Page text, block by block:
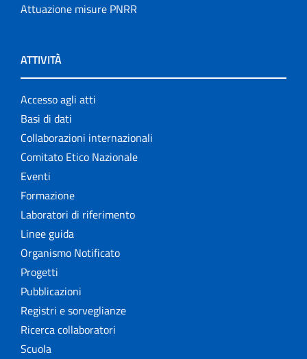
Attuazione misure PNRR
ATTIVITÀ
Accesso agli atti
Basi di dati
Collaborazioni internazionali
Comitato Etico Nazionale
Eventi
Formazione
Laboratori di riferimento
Linee guida
Organismo Notificato
Progetti
Pubblicazioni
Registri e sorveglianze
Ricerca collaboratori
Scuola